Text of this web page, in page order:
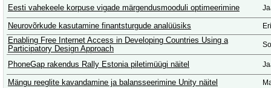
Eesti vahekeele korpuse vigade märgendusmooduli optimeerimine
Neurovõrkude kasutamine finantsturgude analüüsiks
Enabling Free Internet Access in Developing Countries Using a
Participatory Design Approach
PhoneGap rakendus Rally Estonia piletimüügi näitel
Mängu reeglite kavandamine ja balansseerimine Unity näitel